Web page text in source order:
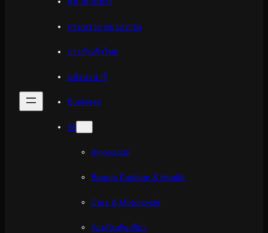
กระทรวง ทบวง กรม
ประกันทั่วไทย
อสังหาน่ารู้
Business
All
Innovation
Beauty Fashion & Health
Cars & Motorcycle
ร้อยกินพันเที่ยว